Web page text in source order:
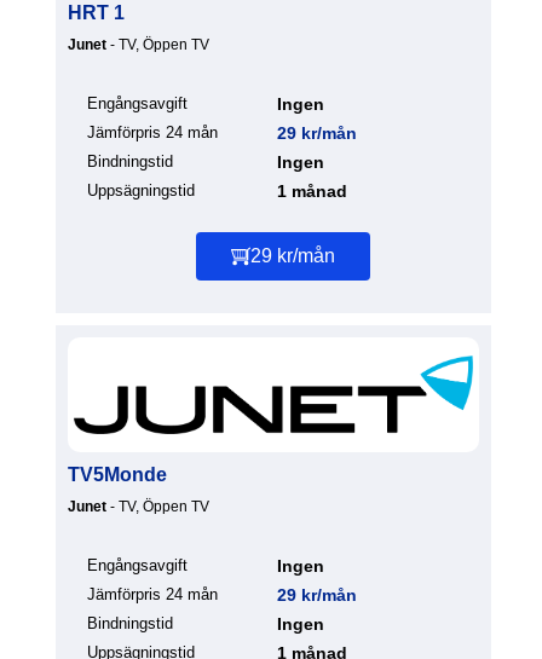
HRT 1
Junet - TV, Öppen TV
Engångsavgift Ingen
Jämförpris 24 mån 29 kr/mån
Bindningstid Ingen
Uppsägningstid 1 månad
29 kr/mån
TV5Monde
Junet - TV, Öppen TV
Engångsavgift Ingen
Jämförpris 24 mån 29 kr/mån
Bindningstid Ingen
Uppsägningstid 1 månad